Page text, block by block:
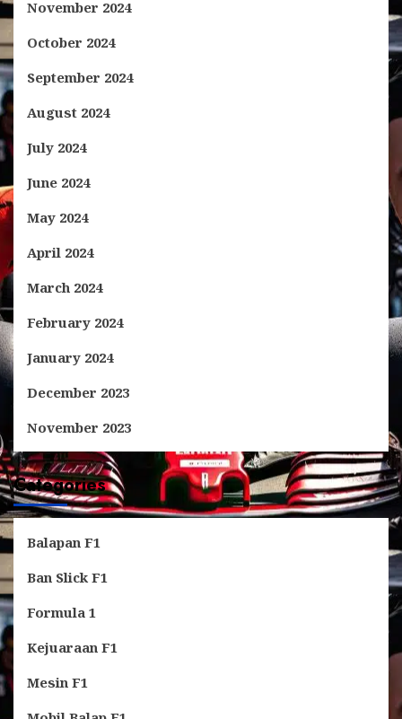
November 2024
October 2024
September 2024
August 2024
July 2024
June 2024
May 2024
April 2024
March 2024
February 2024
January 2024
December 2023
November 2023
Categories
Balapan F1
Ban Slick F1
Formula 1
Kejuaraan F1
Mesin F1